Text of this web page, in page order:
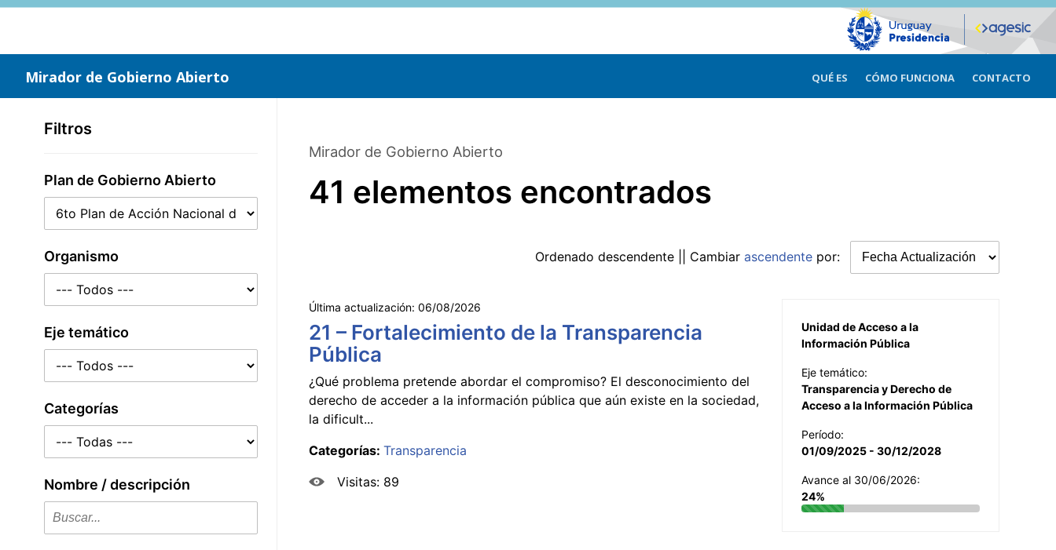
Saltar
Mirador de Gobierno Abierto QUÉ ES CÓMO FUNCIONA CONTACTO
Filtros
Plan de Gobierno Abierto
Organismo
Eje temático
Categorías
Nombre / descripción
Mirador de Gobierno Abierto
41 elementos encontrados
Ordenado descendente || Cambiar ascendente por:
Última actualización: 06/08/2026
21 – Fortalecimiento de la Transparencia
Pública
¿Qué problema pretende abordar el compromiso? El desconocimiento del
derecho de acceder a la información pública que aún existe en la sociedad,
la dificult...
Categorías: Transparencia
Visitas: 89
Unidad de Acceso a la
Información Pública
Eje temático:
Transparencia y Derecho de
Acceso a la Información Pública
Período:
01/09/2025 - 30/12/2028
Avance al 30/06/2026:
24%